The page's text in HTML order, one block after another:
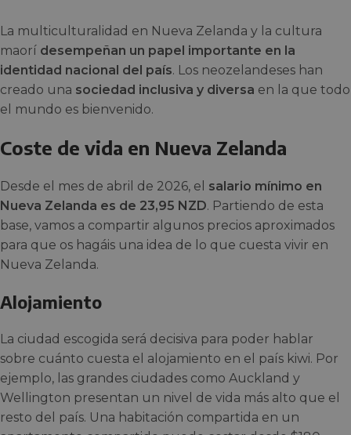
La multiculturalidad en Nueva Zelanda y la cultura
maorí desempeñan un papel importante en la
identidad nacional del país. Los neozelandeses han
creado una sociedad inclusiva y diversa en la que todo
el mundo es bienvenido.
Coste de vida en Nueva Zelanda
Desde el mes de abril de 2026, el salario mínimo en
Nueva Zelanda es de 23,95 NZD. Partiendo de esta
base, vamos a compartir algunos precios aproximados
para que os hagáis una idea de lo que cuesta vivir en
Nueva Zelanda.
Alojamiento
La ciudad escogida será decisiva para poder hablar
sobre cuánto cuesta el alojamiento en el país kiwi. Por
ejemplo, las grandes ciudades como Auckland y
Wellington presentan un nivel de vida más alto que el
resto del país. Una habitación compartida en un